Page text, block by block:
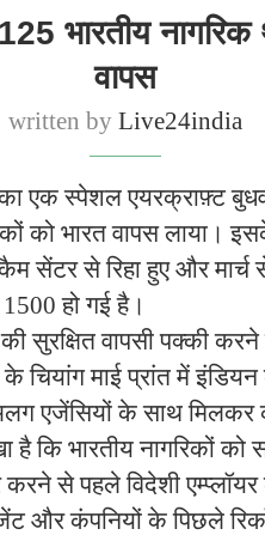
भारतीय नागरिक
वापस
written byLive24india
एक स्पेशल एयरक्राफ़्ट
को भारत वापस लाया।
सेंटर से रिहा हुए और
हो गई है।
सुरक्षित वापसी पक्की
चियांग माई प्रांत में
एजेंसियों के साथ मिलकर
है कि भारतीय नागरिकों को
से पहले विदेशी
और कंपनियों के पिछले